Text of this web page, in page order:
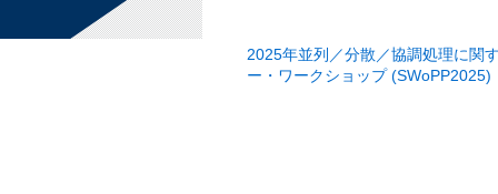
2025年並列／分散／協調処理に関
ー・ワークショップ (SWoPP2025)